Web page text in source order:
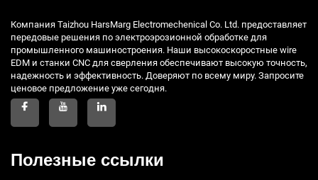
Компания Taizhou HarsMarg Electromechenical Co. Ltd. предоставляет
передовые решения по электроэрозионной обработке для
промышленного машиностроения. Наши высокоскоростные wire
EDM и станки CNC для сверления обеспечивают высокую точность,
надежность и эффективность. Доверяют по всему миру. Запросите
ценовое предложение уже сегодня.
Полезные ссылки